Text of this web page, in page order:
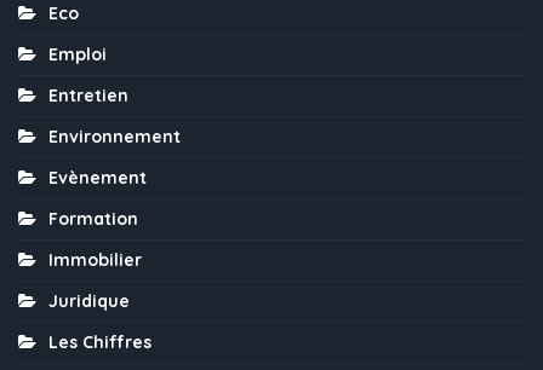
Eco
Emploi
Entretien
Environnement
Evènement
Formation
Immobilier
Juridique
Les Chiffres